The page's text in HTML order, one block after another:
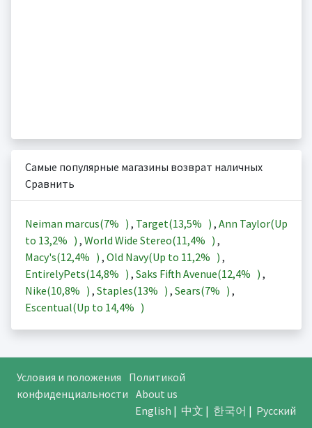
Самые популярные магазины возврат наличных
Сравнить
Neiman marcus(7% ) , Target(13,5% ) , Ann Taylor(Up
to 13,2% ) , World Wide Stereo(11,4% ) ,
Macy's(12,4% ) , Old Navy(Up to 11,2% ) ,
EntirelyPets(14,8% ) , Saks Fifth Avenue(12,4% ) ,
Nike(10,8% ) , Staples(13% ) , Sears(7% ) ,
Escentual(Up to 14,4% )
Условия и положения
Политикой
конфиденциальности About us
English | 中文 | 한국어 | Русский